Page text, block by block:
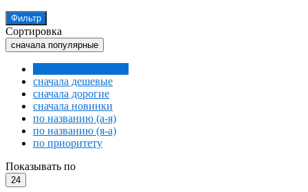
Фильтр
Сортировка
сначала популярные
сначала дешевые
сначала дорогие
сначала новинки
по названию (а-я)
по названию (я-а)
по приоритету
Показывать по
24